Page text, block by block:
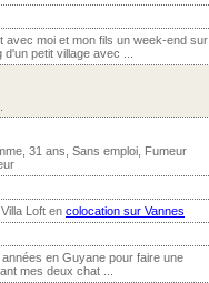
moi et mon fils un week-end sur
petit village avec ...
31 ans, Sans emploi, Fumeur
Loft en colocation sur Vannes
en Guyane pour faire une
mes deux chat ...